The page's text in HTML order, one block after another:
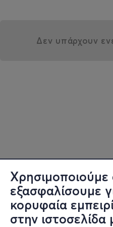
εξασφαλίσουμε
κορυφαία
στην ιστοσελίδα
Δεν υπάρχουν